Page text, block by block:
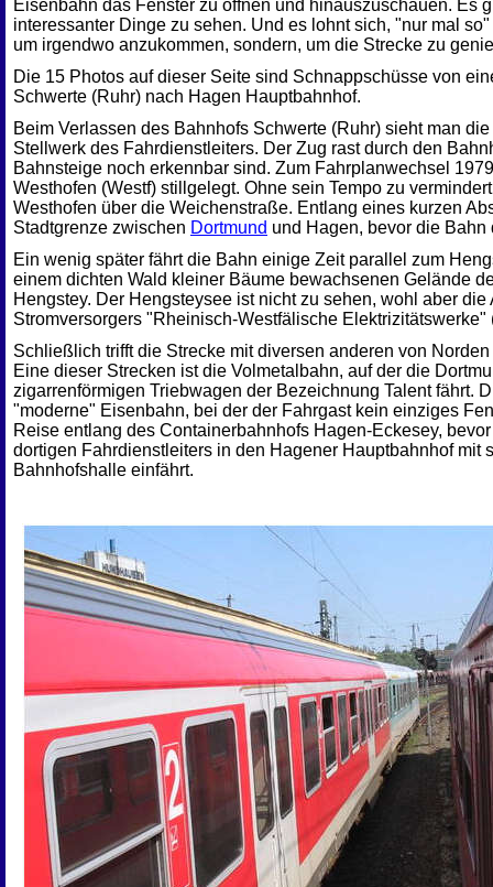
Eisenbahn das Fenster zu öffnen und hinauszuschauen. Es
interessanter Dinge zu sehen. Und es lohnt sich, "nur mal
um irgendwo anzukommen, sondern, um die Strecke zu
Die 15 Photos auf dieser Seite sind Schnappschüsse von
Schwerte (Ruhr) nach Hagen Hauptbahnhof.
Beim Verlassen des Bahnhofs Schwerte (Ruhr) sieht man
Stellwerk des Fahrdienstleiters. Der Zug rast durch den
Bahnsteige noch erkennbar sind. Zum Fahrplanwechsel
Westhofen (Westf) stillgelegt. Ohne sein Tempo zu
Westhofen über die Weichenstraße. Entlang eines kurzen
Stadtgrenze zwischen Dortmund und Hagen, bevor die Bahn
Ein wenig später fährt die Bahn einige Zeit parallel zum
einem dichten Wald kleiner Bäume bewachsenen Gelände
Hengstey. Der Hengsteysee ist nicht zu sehen, wohl aber
Stromversorgers "Rheinisch-Westfälische Elektrizitätswerke"
Schließlich trifft die Strecke mit diversen anderen von
Eine dieser Strecken ist die Volmetalbahn, auf der die
zigarrenförmigen Triebwagen der Bezeichnung Talent fährt.
"moderne" Eisenbahn, bei der der Fahrgast kein einziges
Reise entlang des Containerbahnhofs Hagen-Eckesey,
dortigen Fahrdienstleiters in den Hagener Hauptbahnhof mit
Bahnhofshalle einfährt.